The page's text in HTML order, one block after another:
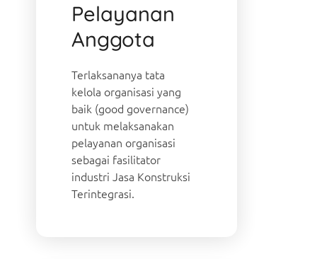
Pelayanan
Anggota
Terlaksananya tata
kelola organisasi yang
baik (good governance)
untuk melaksanakan
pelayanan organisasi
sebagai fasilitator
industri Jasa Konstruksi
Terintegrasi.